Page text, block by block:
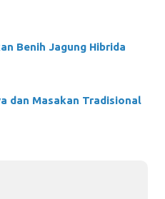
Benih Jagung Hibrida
dan Masakan Tradisional